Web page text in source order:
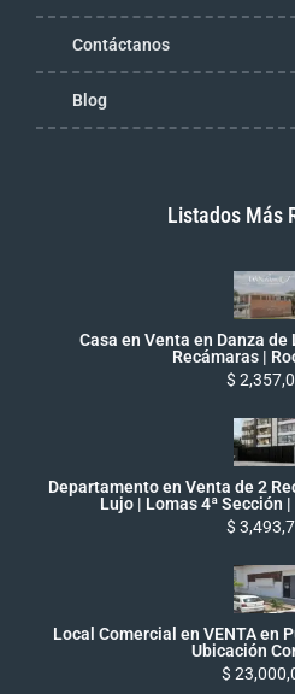
Contáctanos
Blog
Listados Más
Casa en Venta en Danza de
Recámaras |
$
Departamento en Venta de 2
Lujo | Lomas 4ª Sección
$
Local Comercial en VENTA en
Ubicación
$